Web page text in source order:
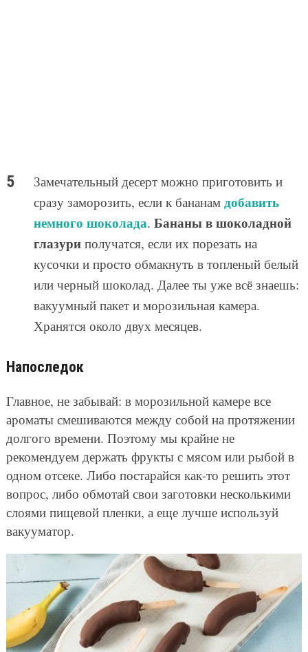
Замечательный десерт можно приготовить и
сразу заморозить, если к бананам добавить
немного шоколада. Бананы в шоколадной
глазуриполучатся, если их порезать на
кусочки и просто обмакнуть в топленый белый
или черный шоколад. Далее ты уже всё знаешь:
вакуумный пакет и морозильная камера.
Хранятся около двух месяцев.
Напоследок
Главное, не забывай: в морозильной камере все
ароматы смешиваются между собой на протяжении
долгого времени. Поэтому мы крайне не
рекомендуем держать фрукты с мясом или рыбой в
одном отсеке. Либо постарайся как-то решить этот
вопрос, либо обмотай свои заготовки несколькими
слоями пищевой пленки, а еще лучше используй
вакууматор.